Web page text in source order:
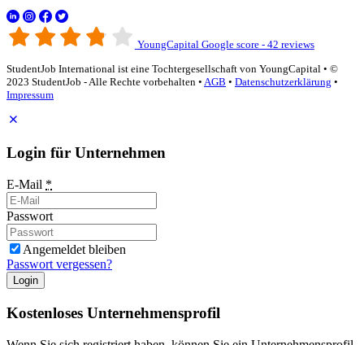
YoungCapital Google score - 42 reviews
StudentJob International ist eine Tochtergesellschaft von YoungCapital • ©
2023 StudentJob - Alle Rechte vorbehalten • AGB • Datenschutzerklärung •
Impressum
Login für Unternehmen
E-Mail *
Passwort
Angemeldet bleiben
Passwort vergessen?
Login
Kostenloses Unternehmensprofil